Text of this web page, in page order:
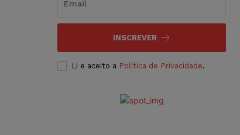
INSCREVER
Li e aceito a Política de Privacidade.